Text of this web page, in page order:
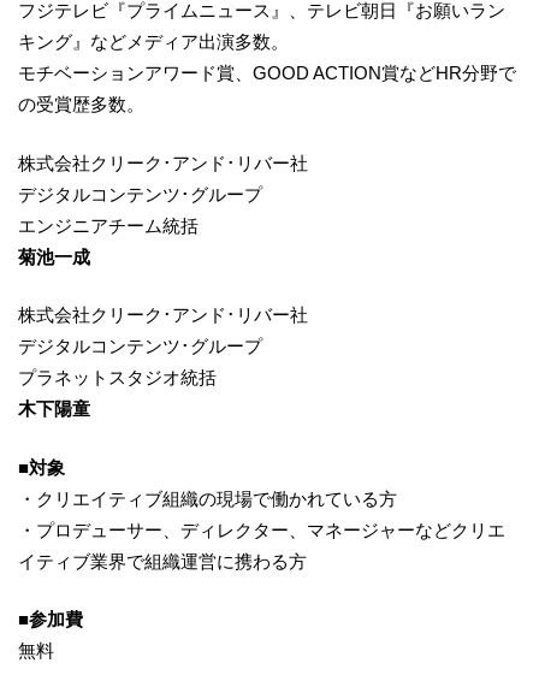
フジテレビ『プライムニュース』、テレビ朝日『お願いラン
キング』などメディア出演多数。
モチベーションアワード賞、GOOD ACTION賞などHR分野で
の受賞歴多数。
株式会社クリーク･アンド･リバー社
デジタルコンテンツ･グループ
エンジニアチーム統括
菊池一成
株式会社クリーク･アンド･リバー社
デジタルコンテンツ･グループ
プラネットスタジオ統括
木下陽童
■対象
・クリエイティブ組織の現場で働かれている方
・プロデューサー、ディレクター、マネージャーなどクリエ
イティブ業界で組織運営に携わる方
■参加費
無料